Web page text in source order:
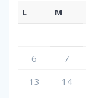
L M
6
7
13
14